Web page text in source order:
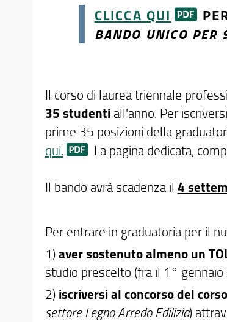
CLICCA QUI
BANDO UNICO PER
Il corso di laurea triennale
35 studenti all'anno. Per
prime 35 posizioni della
qui.
La pagina dedicata,
Il bando avrà scadenza il 4
Per entrare in graduatoria per il
1)aver sostenuto almeno un
studio prescelto (fra il 1°
2) iscriversi al concorso del
settore Legno Arredo Edilizia)